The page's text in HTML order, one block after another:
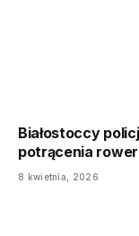
Białostoccy
potrącenia
8 kwietnia, 2026